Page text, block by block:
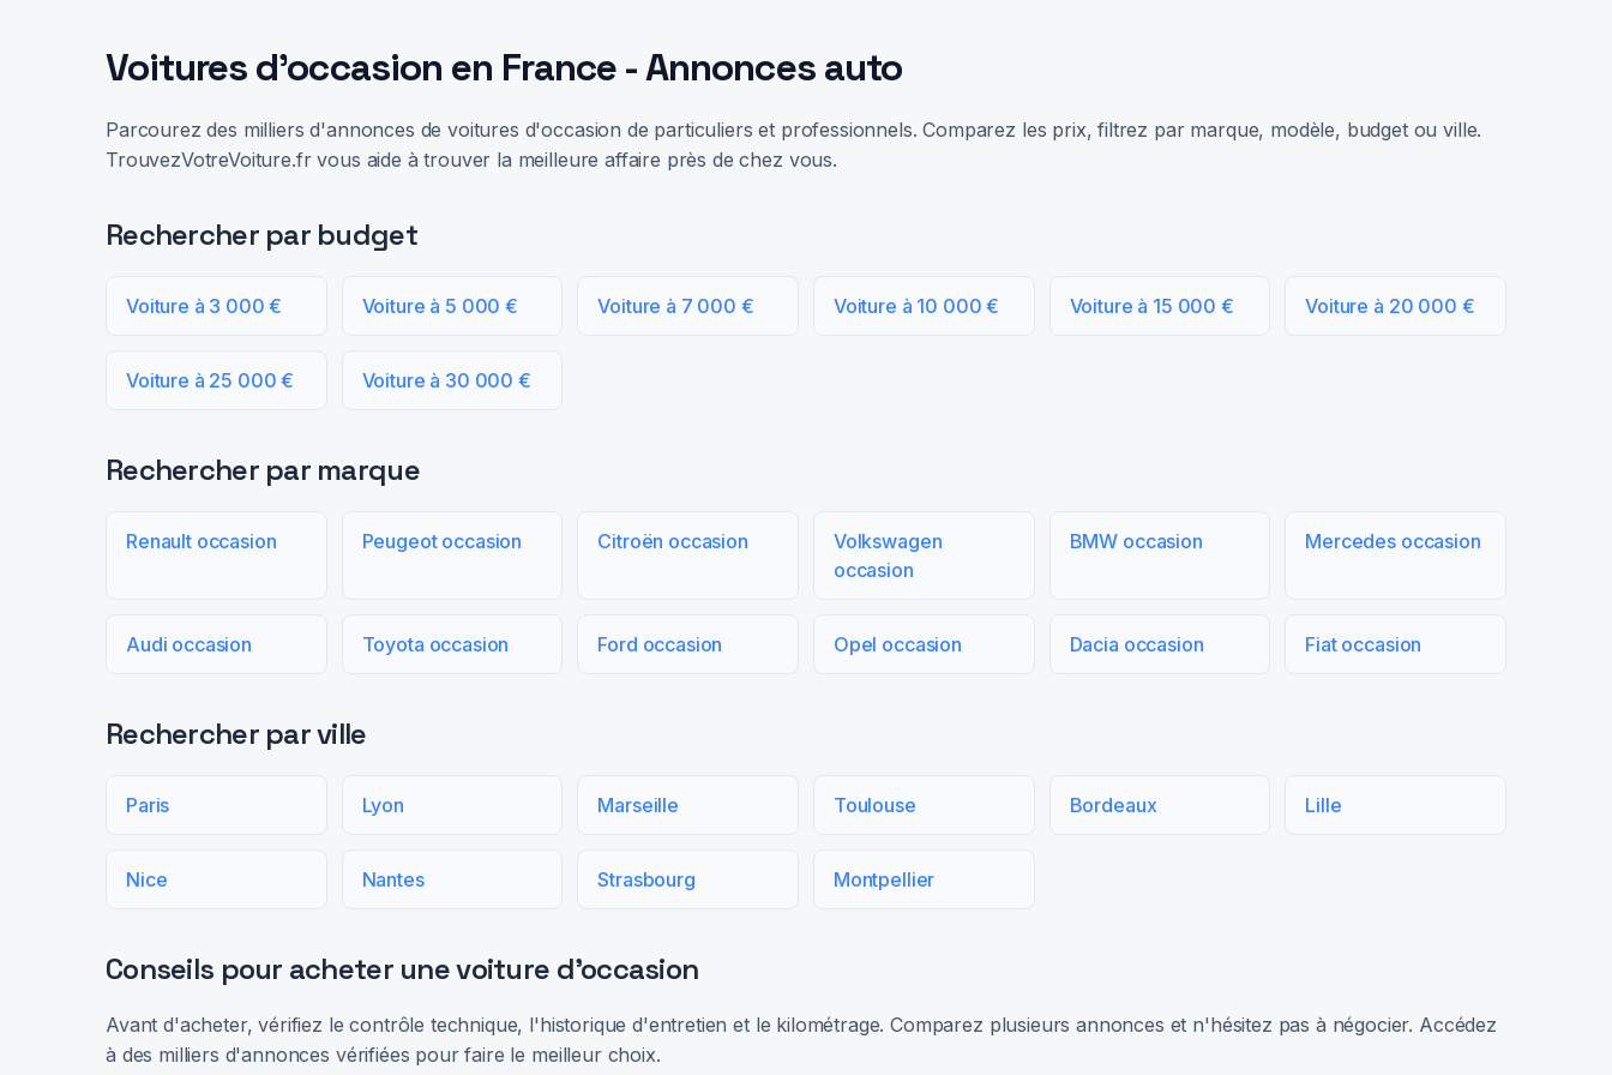
Voitures d'occasion en France - Annonces auto
Parcourez des milliers d'annonces de voitures d'occasion de particuliers et professionnels. Comparez les prix, filtrez par marque, modèle, budget ou ville.
TrouvezVotreVoiture.fr vous aide à trouver la meilleure affaire près de chez vous.
Rechercher par budget
Voiture à 3 000 € Voiture à 5 000 € Voiture à 7 000 € Voiture à 10 000 € Voiture à 15 000 € Voiture à 20 000 €
Voiture à 25 000 € Voiture à 30 000 €
Rechercher par marque
Renault occasion Peugeot occasion Citroën occasion
Volkswagen
occasion
BMW occasion Mercedes occasion
Audi occasion Toyota occasion Ford occasion Opel occasion Dacia occasion Fiat occasion
Rechercher par ville
Paris Lyon Marseille Toulouse Bordeaux Lille
Nice Nantes Strasbourg Montpellier
Conseils pour acheter une voiture d'occasion
Avant d'acheter, vérifiez le contrôle technique, l'historique d'entretien et le kilométrage. Comparez plusieurs annonces et n'hésitez pas à négocier. Accédez
à des milliers d'annonces vérifiées pour faire le meilleur choix.